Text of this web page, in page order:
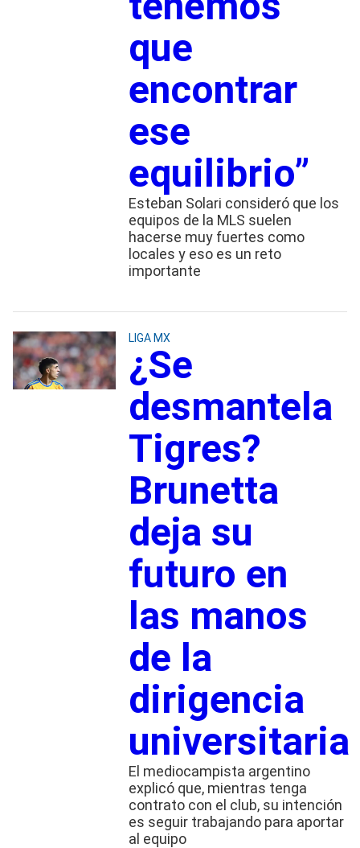
que
encontrar
ese
equilibrio”
Esteban Solari consideró que los
equipos de la MLS suelen
hacerse muy fuertes como
locales y eso es un reto
importante
LIGA MX
¿Se
desmantela
Tigres?
Brunetta
deja su
futuro en
las manos
de la
dirigencia
universitaria
El mediocampista argentino
explicó que, mientras tenga
contrato con el club, su intención
es seguir trabajando para aportar
al equipo